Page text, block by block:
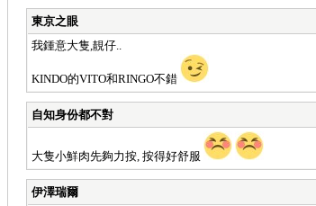
東京之眼
我鍾意大隻,靚仔..
KINDO的VITO和RINGO不錯
自知身份都不對
大隻小鮮肉先夠力按, 按得好舒服
伊澤瑞爾